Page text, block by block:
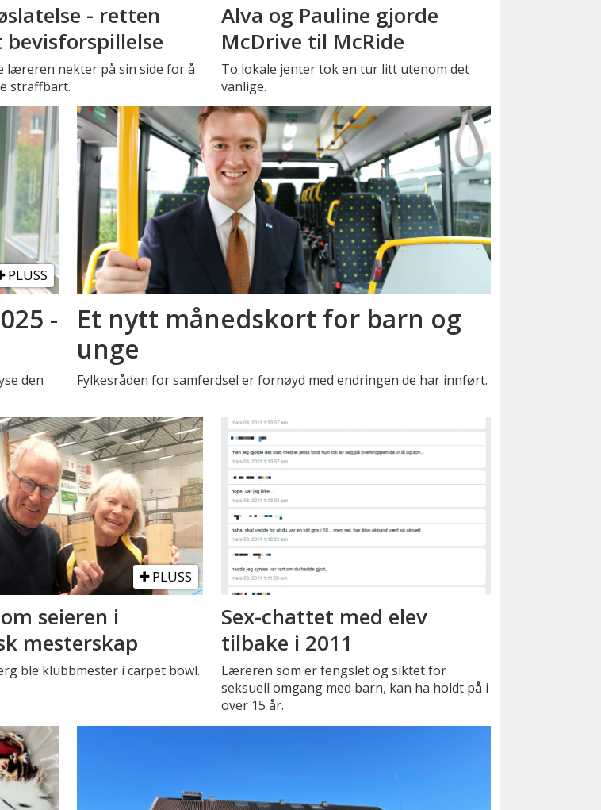
- retten
læreren nekter på sin side for å
straffbart.
Alva og Pauline gjorde
McDrive til McRide
To lokale jenter tok en tur litt utenom det
vanlige.
PLUSS
-
den
Et nytt månedskort for barn og
unge
Fylkesråden for samferdsel er fornøyd med endringen de har innført.
PLUSS
seieren i
mesterskap
ble klubbmester i carpet bowl.
Sex-chattet med elev
tilbake i 2011
Læreren som er fengslet og siktet for
seksuell omgang med barn, kan ha holdt på i
over 15 år.